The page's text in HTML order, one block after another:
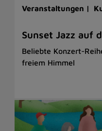
Veranstaltungen |
Sunset Jazz auf
Beliebte Konzert-
freiem Himmel